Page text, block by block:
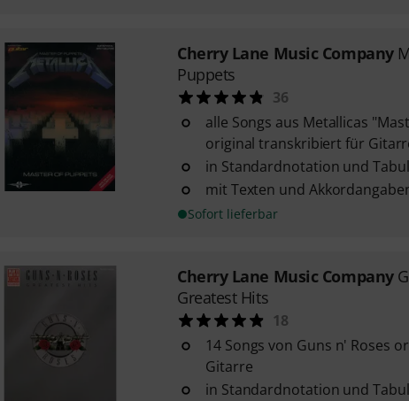
Cherry Lane Music Company
Puppets
36
alle Songs aus Metallicas
original transkribiert für
in Standardnotation und
mit Texten und
Sofort lieferbar
Cherry Lane Music Company
Greatest Hits
18
14 Songs von Guns n' Roses
Gitarre
in Standardnotation und